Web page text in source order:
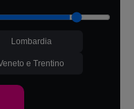
Lombardia
e Trentino